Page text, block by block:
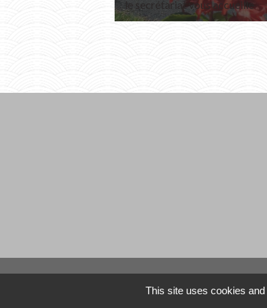
le secrétariat vous accueille
This site uses cookies